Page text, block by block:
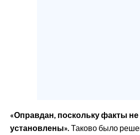
INFO AZIENDE
ABBONATI
«Оправдан, поскольку факты
установлены». Таково было